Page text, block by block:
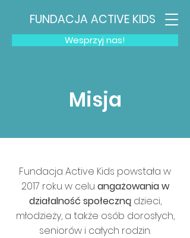
Wesprzyj nas!
FUNDACJA ACTIVE KIDS
Misja
Fundacja Active Kids powstała w
2017 roku w celu angażowania w
działalność społecznądzieci,
młodzieży, a także osób dorosłych,
seniorów i całych rodzin.